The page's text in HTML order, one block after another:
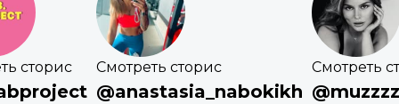
сторис Смотреть сторис
@anastasia_nabokikh
Смотреть